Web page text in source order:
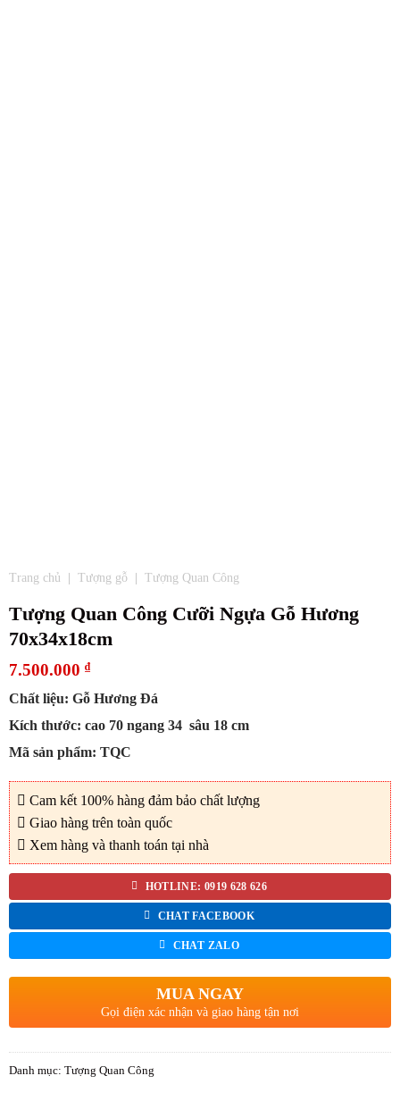
Trang chủ Tượng gỗ Tượng Quan Công
Tượng Quan Công Cưỡi Ngựa Gỗ Hương
70x34x18cm
7.500.000 ₫
Chất liệu: Gỗ Hương Đá
Kích thước: cao 70 ngang 34 sâu 18 cm
Mã sản phẩm: TQC
Cam kết 100% hàng đảm bảo chất lượng
Giao hàng trên toàn quốc
Xem hàng và thanh toán tại nhà
HOTLINE: 0919 628 626
CHAT FACEBOOK
CHAT ZALO
MUA NGAY
Gọi điện xác nhận và giao hàng tận nơi
Danh mục: Tượng Quan Công